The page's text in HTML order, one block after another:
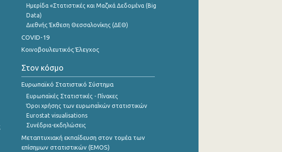
Ημερίδα «Στατιστικές και Μαζικά Δεδομένα (Big
Data)
Διεθνής Έκθεση Θεσσαλονίκης (ΔΕΘ)
COVID-19
Κοινοβουλευτικός Έλεγχος
Στον κόσμο
Ευρωπαϊκό Στατιστικό Σύστημα
Ευρωπαϊκές Στατιστικές - Πίνακες
Όροι χρήσης των ευρωπαΪκών στατιστικών
Eurostat visualisations
Συνέδρια-εκδηλώσεις
Μεταπτυχιακή εκπαίδευση στον τομέα των
επίσημων στατιστικών (EMOS)